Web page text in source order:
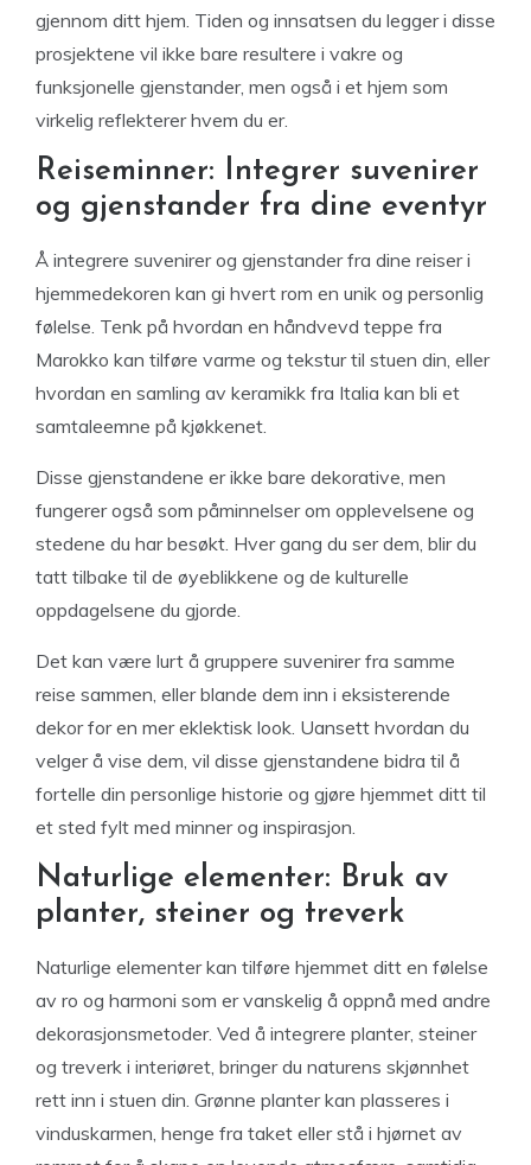
gjennom ditt hjem. Tiden og innsatsen du legger i disse
prosjektene vil ikke bare resultere i vakre og
funksjonelle gjenstander, men også i et hjem som
virkelig reflekterer hvem du er.
Reiseminner: Integrer suvenirer
og gjenstander fra dine eventyr
Å integrere suvenirer og gjenstander fra dine reiser i
hjemmedekoren kan gi hvert rom en unik og personlig
følelse. Tenk på hvordan en håndvevd teppe fra
Marokko kan tilføre varme og tekstur til stuen din, eller
hvordan en samling av keramikk fra Italia kan bli et
samtaleemne på kjøkkenet.
Disse gjenstandene er ikke bare dekorative, men
fungerer også som påminnelser om opplevelsene og
stedene du har besøkt. Hver gang du ser dem, blir du
tatt tilbake til de øyeblikkene og de kulturelle
oppdagelsene du gjorde.
Det kan være lurt å gruppere suvenirer fra samme
reise sammen, eller blande dem inn i eksisterende
dekor for en mer eklektisk look. Uansett hvordan du
velger å vise dem, vil disse gjenstandene bidra til å
fortelle din personlige historie og gjøre hjemmet ditt til
et sted fylt med minner og inspirasjon.
Naturlige elementer: Bruk av
planter, steiner og treverk
Naturlige elementer kan tilføre hjemmet ditt en følelse
av ro og harmoni som er vanskelig å oppnå med andre
dekorasjonsmetoder. Ved å integrere planter, steiner
og treverk i interiøret, bringer du naturens skjønnhet
rett inn i stuen din. Grønne planter kan plasseres i
vinduskarmen, henge fra taket eller stå i hjørnet av